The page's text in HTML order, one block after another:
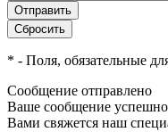
* - Поля, обязательные
Сообщение отправлено
Ваше сообщение
Вами свяжется наш